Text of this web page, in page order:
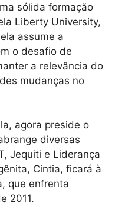
sólida formação
Liberty University,
assume a
o desafio de
a relevância do
mudanças no
agora preside o
diversas
Jequiti e Liderança
Cintia, ficará à
que enfrenta
2011.